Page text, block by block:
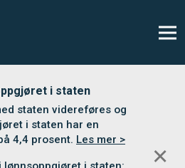
i staten
staten videreføres og
i staten har en
4,4 prosent. Les mer >
✕